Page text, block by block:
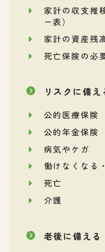
家計の収支推
ー表）
家計の資産残
死亡保険の必
リスクに備え
公的医療保険
公的年金保険
病気やケガ
働けなくなる
死亡
介護
老後に備える